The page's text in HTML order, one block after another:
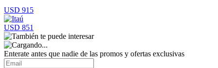
USD 915
USD 851
Enterate antes que nadie de las promos y ofertas exclusivas